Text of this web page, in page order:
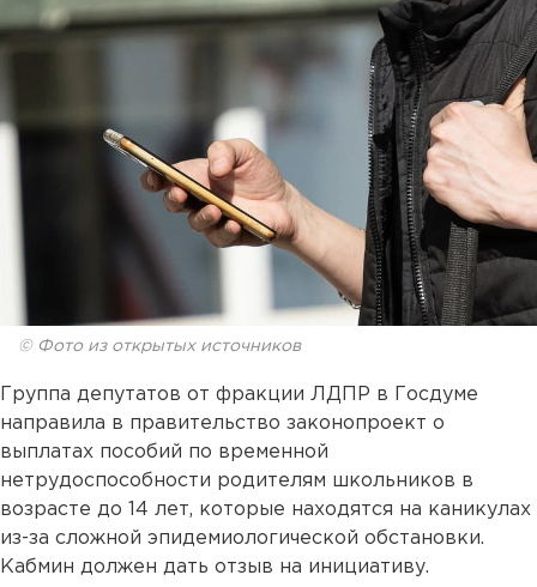
© Фото из открытых источников
Группа депутатов от фракции ЛДПР в Госдуме
направила в правительство законопроект о
выплатах пособий по временной
нетрудоспособности родителям школьников в
возрасте до 14 лет, которые находятся на каникулах
из-за сложной эпидемиологической обстановки.
Кабмин должен дать отзыв на инициативу.